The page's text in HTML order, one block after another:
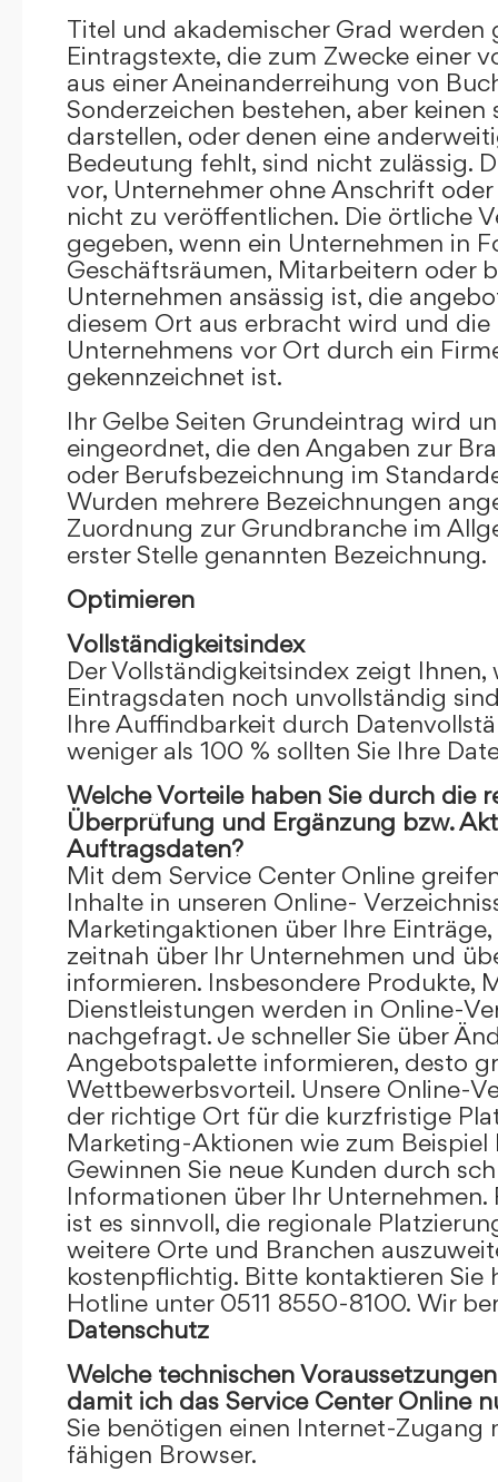
Titel und akademischer Grad werden
Eintragstexte, die zum Zwecke einer
aus einer Aneinanderreihung von
Sonderzeichen bestehen, aber keinen
darstellen, oder denen eine
Bedeutung fehlt, sind nicht zulässig.
vor, Unternehmer ohne Anschrift
nicht zu veröffentlichen. Die örtliche
gegeben, wenn ein Unternehmen in
Geschäftsräumen, Mitarbeitern oder
Unternehmen ansässig ist, die
diesem Ort aus erbracht wird und die
Unternehmens vor Ort durch ein
gekennzeichnet ist.
Ihr Gelbe Seiten Grundeintrag wird
eingeordnet, die den Angaben zur
oder Berufsbezeichnung im
Wurden mehrere Bezeichnungen
Zuordnung zur Grundbranche im
erster Stelle genannten Bezeichnung.
Optimieren
Vollständigkeitsindex
Der Vollständigkeitsindex zeigt
Eintragsdaten noch unvollständig
Ihre Auffindbarkeit durch
weniger als 100 % sollten Sie Ihre
Welche Vorteile haben Sie durch die
Überprüfung und Ergänzung bzw.
Auftragsdaten?
Mit dem Service Center Online
Inhalte in unseren Online-
Marketingaktionen über Ihre
zeitnah über Ihr Unternehmen und
informieren. Insbesondere Produkte,
Dienstleistungen werden in Online-
nachgefragt. Je schneller Sie über
Angebotspalette informieren, desto
Wettbewerbsvorteil. Unsere Online-
der richtige Ort für die kurzfristige
Marketing-Aktionen wie zum Beispiel
Gewinnen Sie neue Kunden durch
Informationen über Ihr Unternehmen.
ist es sinnvoll, die regionale
weitere Orte und Branchen
kostenpflichtig. Bitte kontaktieren Sie
Hotline unter 0511 8550-8100. Wir
Datenschutz
Welche technischen
damit ich das Service Center Online
Sie benötigen einen Internet-Zugang
fähigen Browser.